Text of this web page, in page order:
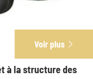
Voir plus 
à la structure des